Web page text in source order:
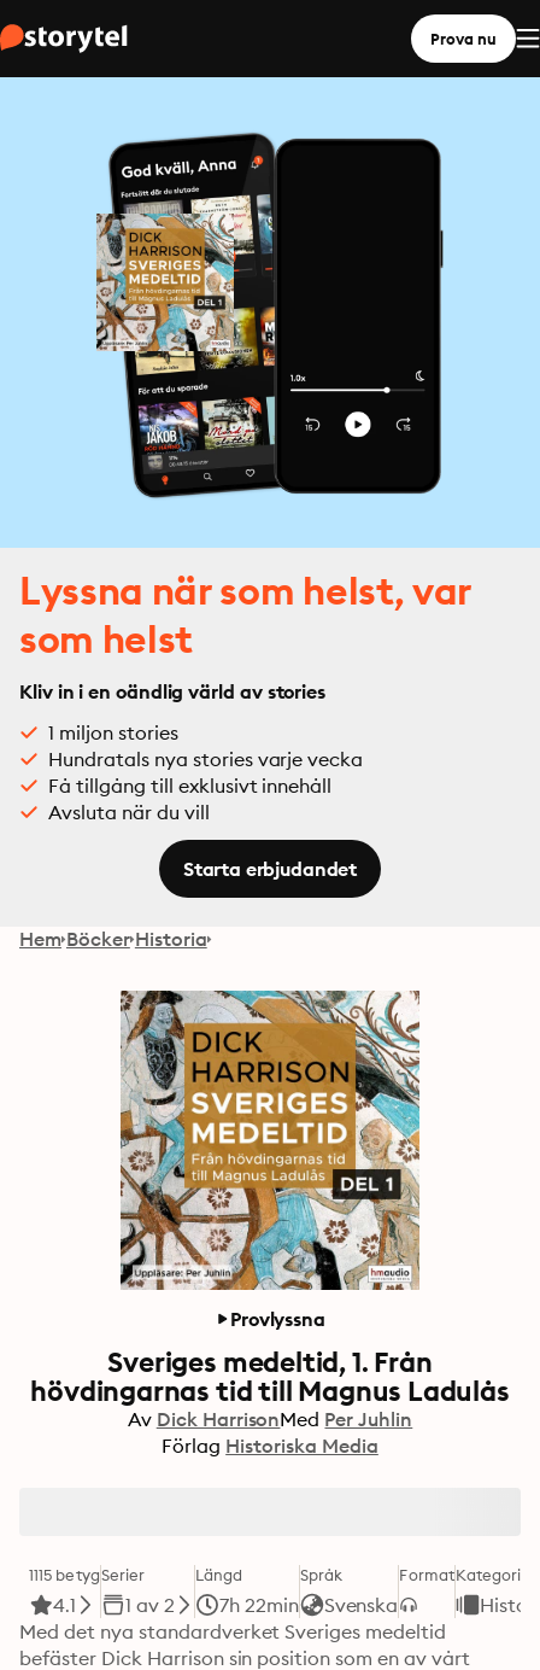
Prova nu
Lyssna när som helst, var
som helst
Kliv in i en oändlig värld av stories
1 miljon stories
Hundratals nya stories varje vecka
Få tillgång till exklusivt innehåll
Avsluta när du vill
Starta erbjudandet
Hem Böcker Historia
Provlyssna
Sveriges medeltid, 1. Från
hövdingarnas tid till Magnus Ladulås
Av Dick HarrisonMed Per Juhlin
Förlag Historiska Media
1115 betyg
4.1
Serier
1 av 2
Längd
7h 22min
Språk
Svenska
FormatKategori
Med det nya standardverket Sveriges medeltid
befäster Dick Harrison sin position som en av vårt